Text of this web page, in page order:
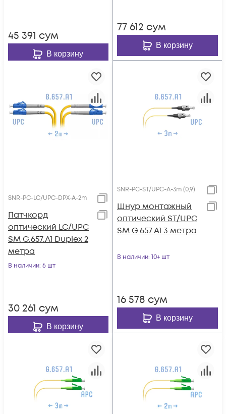
45 391 сум
В корзину
77 612 сум
В корзину
SNR-PC-LC/UPC-DPX-A-2m
Патчкорд
оптический LC/UPC
SM G.657.A1 Duplex 2
метра
В наличии: 6 шт
30 261 сум
В корзину
SNR-PC-ST/UPC-A-3m (0,9)
Шнур монтажный
оптический ST/UPC
SM G.657.A1 3 метра
В наличии: 10+ шт
16 578 сум
В корзину